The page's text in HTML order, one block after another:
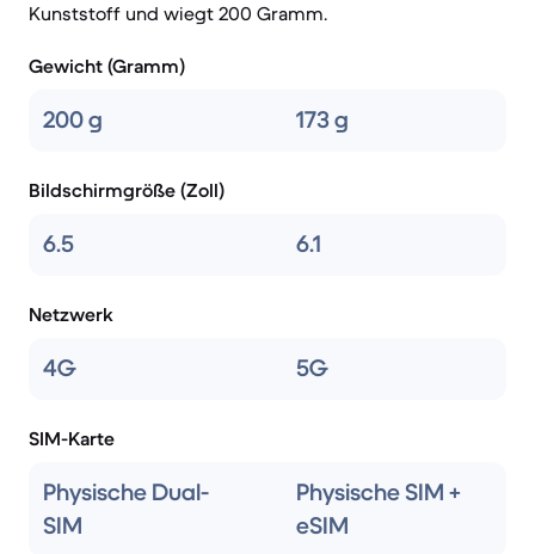
Kunststoff und wiegt 200 Gramm.
Gewicht (Gramm)
200 g 173 g
Bildschirmgröße (Zoll)
6.5 6.1
Netzwerk
4G 5G
SIM-Karte
Physische Dual-
SIM
Physische SIM +
eSIM